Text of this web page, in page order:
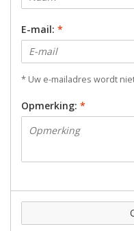
E-mail: *
* Uw e-mailadres wordt
Opmerking: *